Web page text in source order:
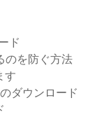
ド
のを防ぐ方法
す
ダウンロード